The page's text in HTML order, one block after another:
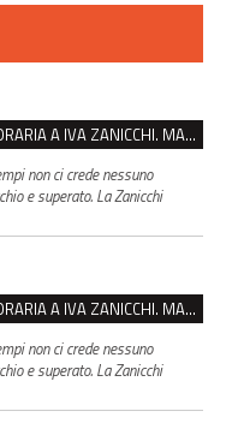
VENTASSO, SÌ ALLA CITTADINANZA ONORARIA A IVA ZANICCHI. MA BARGIACCHI: “È DI PESSIMO GUSTO”
non ci crede nessuno
e superato. La Zanicchi
VENTASSO, SÌ ALLA CITTADINANZA ONORARIA A IVA ZANICCHI. MA BARGIACCHI: “È DI PESSIMO GUSTO”
non ci crede nessuno
e superato. La Zanicchi